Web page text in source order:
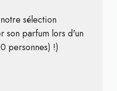
sélection
son parfum lors d'un
personnes) !)